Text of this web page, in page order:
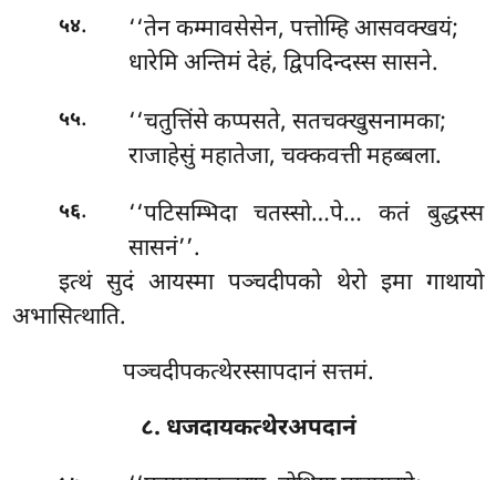
५४.
‘‘तेन कम्मावसेसेन, पत्तोम्हि आसवक्खयं;
धारेमि अन्तिमं देहं, द्विपदिन्दस्स सासने.
५५.
‘‘चतुत्तिंसे कप्पसते, सतचक्खुसनामका;
राजाहेसुं महातेजा, चक्कवत्ती महब्बला.
५६. ‘‘पटिसम्भिदाचतस्सो…पे… कतं बुद्धस्स
सासनं’’.
इत्थं सुदं आयस्मा पञ्चदीपको थेरो इमा गाथायो
अभासित्थाति.
पञ्चदीपकत्थेरस्सापदानं सत्तमं.
८. धजदायकत्थेरअपदानं